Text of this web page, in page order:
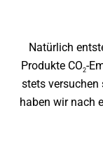
Natürlich
Produkte CO2-
stets
haben wir nach